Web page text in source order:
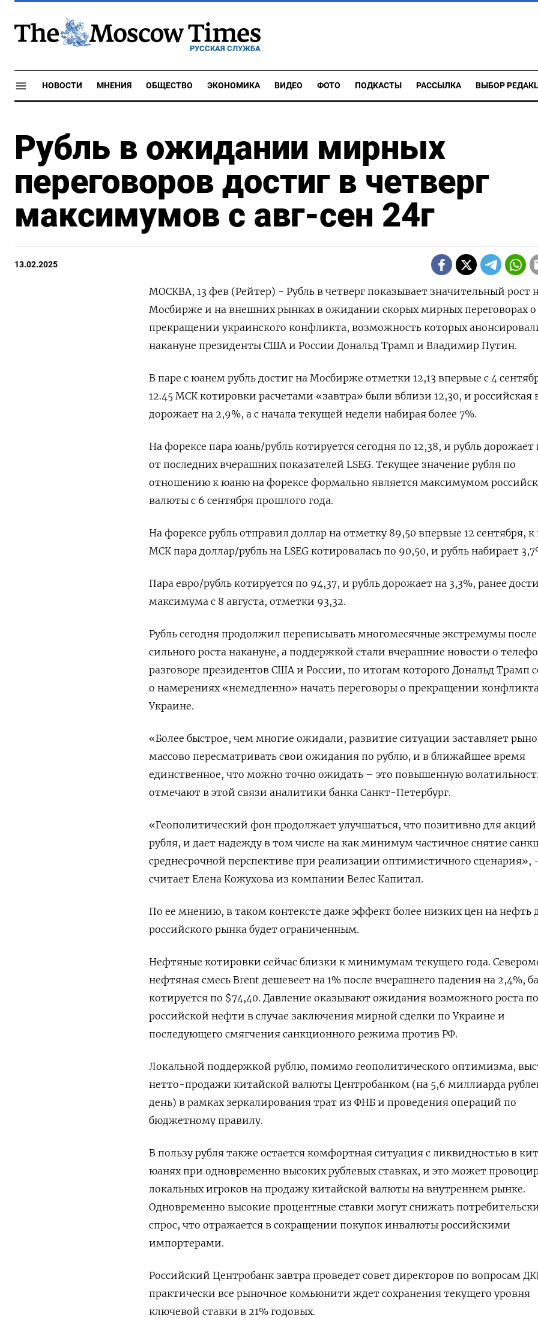
РУССКАЯ СЛУЖБА
НОВОСТИ МНЕНИЯ ОБЩЕСТВО ЭКОНОМИКА ВИДЕО ФОТО ПОДКАСТЫ РАССЫЛКА ВЫБОР
Рубль в ожидании мирных
переговоров достиг в четверг
максимумов с авг-сен 24г
13.02.2025
МОСКВА, 13 фев (Рейтер) - Рубль в четверг показывает значительный рост
Мосбирже и на внешних рынках в ожидании скорых мирных переговорах о
прекращении украинского конфликта, возможность которых
накануне президенты США и России Дональд Трамп и Владимир Путин.
В паре с юанем рубль достиг на Мосбирже отметки 12,13 впервые с 4
12.45 МСК котировки расчетами «завтра» были вблизи 12,30, и российская
дорожает на 2,9%, а с начала текущей недели набирая более 7%.
На форексе пара юань/рубль котируется сегодня по 12,38, и рубль дорожает
от последних вчерашних показателей LSEG. Текущее значение рубля по
отношению к юаню на форексе формально является максимумом
валюты с 6 сентября прошлого года.
На форексе рубль отправил доллар на отметку 89,50 впервые 12 сентября, к
МСК пара доллар/рубль на LSEG котировалась по 90,50, и рубль набирает
Пара евро/рубль котируется по 94,37, и рубль дорожает на 3,3%, ранее
максимума с 8 августа, отметки 93,32.
Рубль сегодня продолжил переписывать многомесячные экстремумы после
сильного роста накануне, а поддержкой стали вчерашние новости о
разговоре президентов США и России, по итогам которого Дональд Трамп
о намерениях «немедленно» начать переговоры о прекращении
Украине.
«Более быстрое, чем многие ожидали, развитие ситуации заставляет
массово пересматривать свои ожидания по рублю, и в ближайшее время
единственное, что можно точно ожидать – это повышенную
отмечают в этой связи аналитики банка Санкт-Петербург.
«Геополитический фон продолжает улучшаться, что позитивно для
рубля, и дает надежду в том числе на как минимум частичное снятие
среднесрочной перспективе при реализации оптимистичного сценария»,
считает Елена Кожухова из компании Велес Капитал.
По ее мнению, в таком контексте даже эффект более низких цен на нефть
российского рынка будет ограниченным.
Нефтяные котировки сейчас близки к минимумам текущего года.
нефтяная смесь Brent дешевеет на 1% после вчерашнего падения на 2,4%,
котируется по $74,40. Давление оказывают ожидания возможного роста
российской нефти в случае заключения мирной сделки по Украине и
последующего смягчения санкционного режима против РФ.
Локальной поддержкой рублю, помимо геополитического оптимизма,
нетто-продажи китайской валюты Центробанком (на 5,6 миллиарда
день) в рамках зеркалирования трат из ФНБ и проведения операций по
бюджетному правилу.
В пользу рубля также остается комфортная ситуация с ликвидностью в
юанях при одновременно высоких рублевых ставках, и это может
локальных игроков на продажу китайской валюты на внутреннем рынке.
Одновременно высокие процентные ставки могут снижать
спрос, что отражается в сокращении покупок инвалюты российскими
импортерами.
Российский Центробанк завтра проведет совет директоров по вопросам
практически все рыночное комьюнити ждет сохранения текущего уровня
ключевой ставки в 21% годовых.